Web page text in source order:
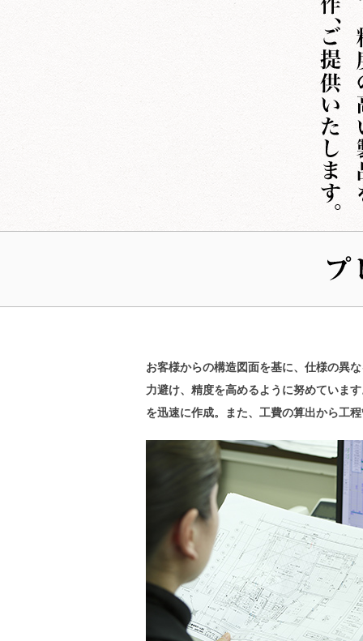
お客様からの構造図面を基に、仕様の異
力避け、精度を高めるように努めていま
を迅速に作成。また、工費の算出から工